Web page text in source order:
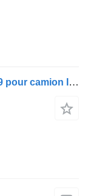
Compresseur pneumatique 504308489 pour camion IVECO Trakker